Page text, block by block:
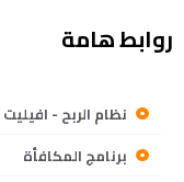
روابط هامة
نظام الربح - افيليت
برنامج المكافأة